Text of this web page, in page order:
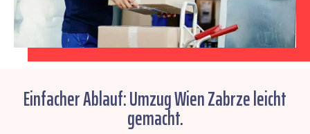
Einfacher Ablauf: Umzug Wien Zabrze leicht
gemacht.